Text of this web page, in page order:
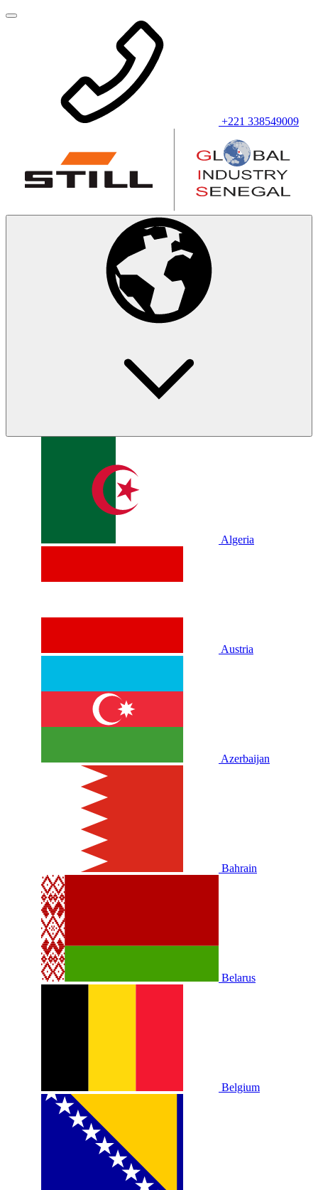
+221 338549009
Algeria
Austria
Azerbaijan
Bahrain
Belarus
Belgium